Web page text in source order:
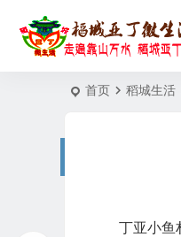
首页 稻城生活
丁亚小鱼